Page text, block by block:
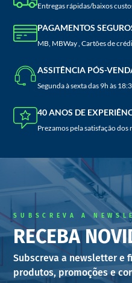
Entregas rápidas/baixos
PAGAMENTOS
MB, MBWay , Cartões de
ASSITÊNCIA PÓS-
Segunda à sexta das 9h às
40 ANOS DE
Prezamos pela satisfação dos
SUBSCREVA A
RECEBA
Subscreva a newsletter e
produtos, promoções e